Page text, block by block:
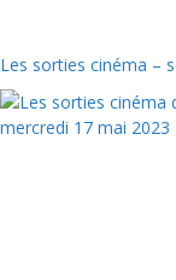
Les sorties cinéma –